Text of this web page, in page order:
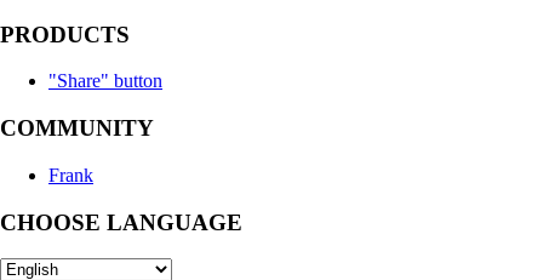
PRODUCTS
"Share" button
COMMUNITY
Frank
CHOOSE LANGUAGE